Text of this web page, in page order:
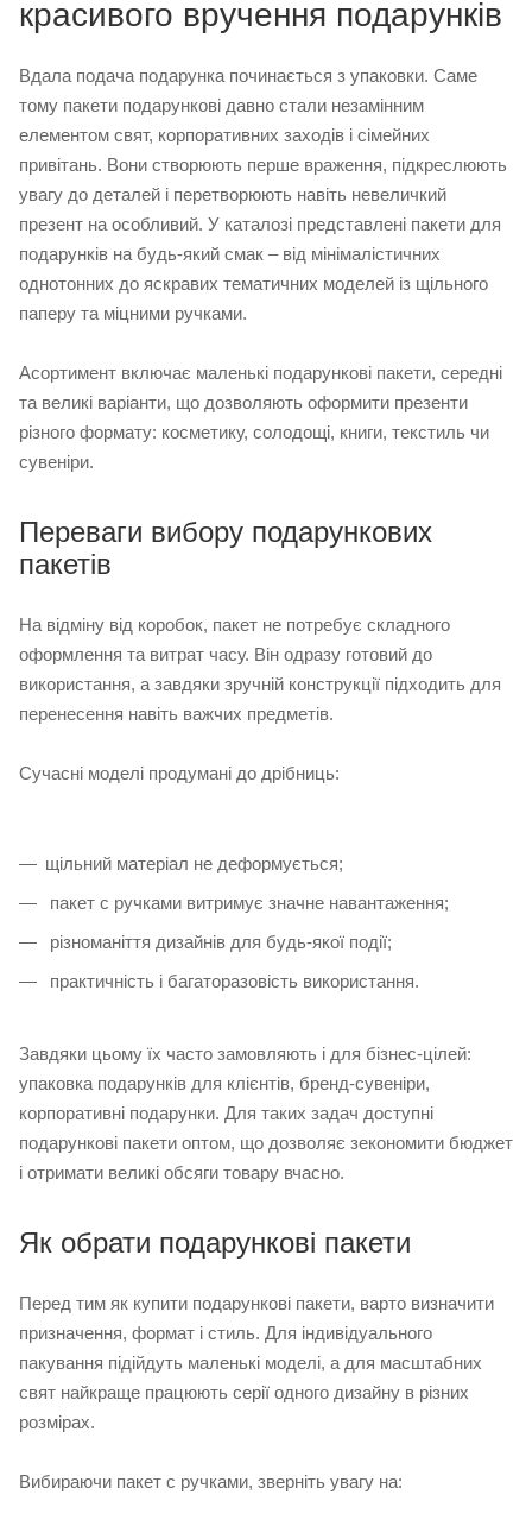
красивого вручення подарунків
Вдала подача подарунка починається з упаковки. Саме
тому пакети подарункові давно стали незамінним
елементом свят, корпоративних заходів і сімейних
привітань. Вони створюють перше враження, підкреслюють
увагу до деталей і перетворюють навіть невеличкий
презент на особливий. У каталозі представлені пакети для
подарунків на будь-який смак – від мінімалістичних
однотонних до яскравих тематичних моделей із щільного
паперу та міцними ручками.
Асортимент включає маленькі подарункові пакети, середні
та великі варіанти, що дозволяють оформити презенти
різного формату: косметику, солодощі, книги, текстиль чи
сувеніри.
Переваги вибору подарункових
пакетів
На відміну від коробок, пакет не потребує складного
оформлення та витрат часу. Він одразу готовий до
використання, а завдяки зручній конструкції підходить для
перенесення навіть важчих предметів.
Сучасні моделі продумані до дрібниць:
щільний матеріал не деформується;
пакет с ручками витримує значне навантаження;
різноманіття дизайнів для будь-якої події;
практичність і багаторазовість використання.
Завдяки цьому їх часто замовляють і для бізнес-цілей:
упаковка подарунків для клієнтів, бренд-сувеніри,
корпоративні подарунки. Для таких задач доступні
подарункові пакети оптом, що дозволяє зекономити бюджет
і отримати великі обсяги товару вчасно.
Як обрати подарункові пакети
Перед тим як купити подарункові пакети, варто визначити
призначення, формат і стиль. Для індивідуального
пакування підійдуть маленькі моделі, а для масштабних
свят найкраще працюють серії одного дизайну в різних
розмірах.
Вибираючи пакет с ручками, зверніть увагу на: